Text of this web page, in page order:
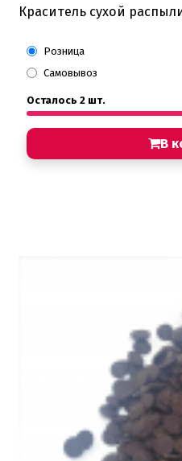
Краситель сухой
Розница
Самовывоз
Осталось 2 шт.
В